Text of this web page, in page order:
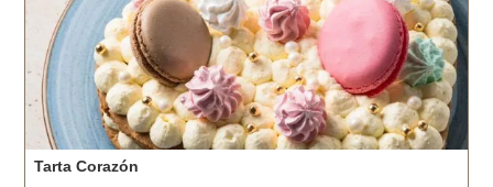
Tarta Corazón